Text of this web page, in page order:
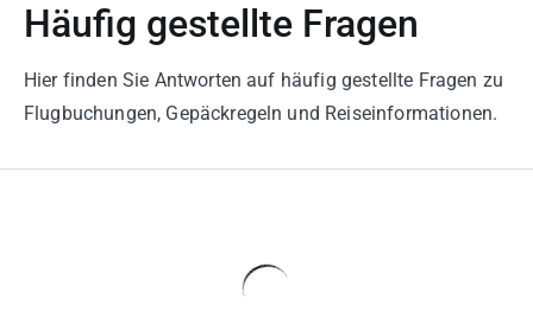
Häufig gestellte Fragen
Hier finden Sie Antworten auf häufig gestellte Fragen zu
Flugbuchungen, Gepäckregeln und Reiseinformationen.